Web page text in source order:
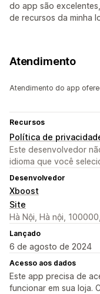
do app são
de recursos da minha
Atendimento
Atendimento do app
Recursos
Política de
Este desenvolvedor
idioma que você
Desenvolvedor
Xboost
Site
Hà Nội, Hà nội,
Lançado
6 de agosto de 2024
Acesso aos dados
Este app precisa de
funcionar em sua loja.